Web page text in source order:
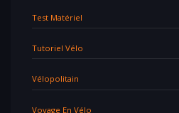
Test Matériel
Tutoriel Vélo
Vélopolitain
Voyage En Vélo